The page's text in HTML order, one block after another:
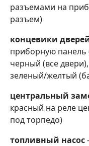
разъемами на
разъем)
концевики
приборную
черный (все
зеленый/желтый
центральный
красный на реле
под торпедо)
топливный насос